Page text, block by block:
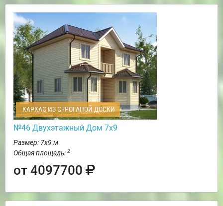
КАРКАС ИЗ СТРОГАНОЙ ДОСКИ
№46 Двухэтажный Дом 7х9
Размер: 7х9 м
Общая площадь: 2
от 4097700